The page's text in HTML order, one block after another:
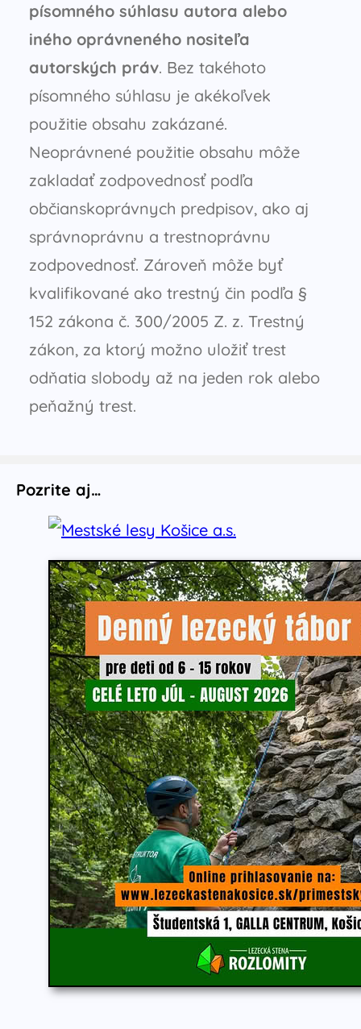
písomného súhlasu autora alebo
iného oprávneného nositeľa
autorských práv. Bez takéhoto
písomného súhlasu je akékoľvek
použitie obsahu zakázané.
Neoprávnené použitie obsahu môže
zakladať zodpovednosť podľa
občianskoprávnych predpisov, ako aj
správnoprávnu a trestnoprávnu
zodpovednosť. Zároveň môže byť
kvalifikované ako trestný čin podľa §
152 zákona č. 300/2005 Z. z. Trestný
zákon, za ktorý možno uložiť trest
odňatia slobody až na jeden rok alebo
peňažný trest.
Pozrite aj…